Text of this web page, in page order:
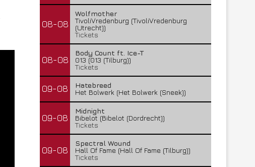
08-08
Wolfmother
TivoliVredenburg (TivoliVredenburg
(Utrecht))
Tickets
08-08
Body Count ft. Ice-T
013 (013 (Tilburg))
Tickets
09-08
Hatebreed
Het Bolwerk (Het Bolwerk (Sneek))
09-08
Midnight
Bibelot (Bibelot (Dordrecht))
Tickets
09-08
Spectral Wound
Hall Of Fame (Hall Of Fame (Tilburg))
Tickets